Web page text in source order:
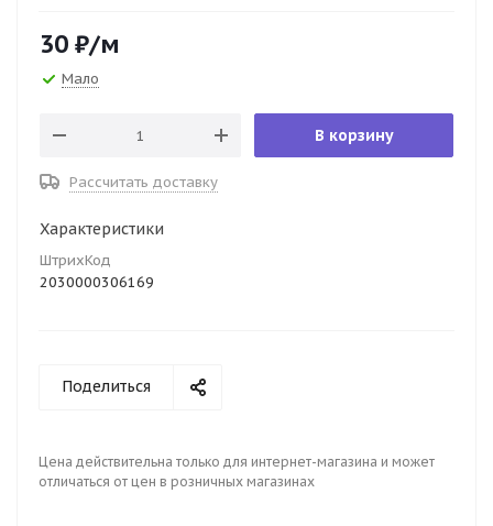
30 ₽/м
Мало
В корзину
Рассчитать доставку
Характеристики
ШтрихКод
2030000306169
Поделиться
Цена действительна только для интернет-магазина и может
отличаться от цен в розничных магазинах